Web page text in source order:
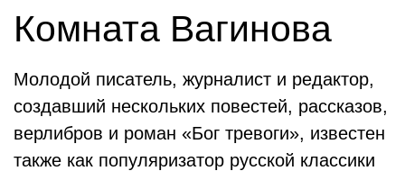
Комната Вагинова
Молодой писатель, журналист и редактор,
создавший нескольких повестей, рассказов,
верлибров и роман «Бог тревоги», известен
также как популяризатор русской классики